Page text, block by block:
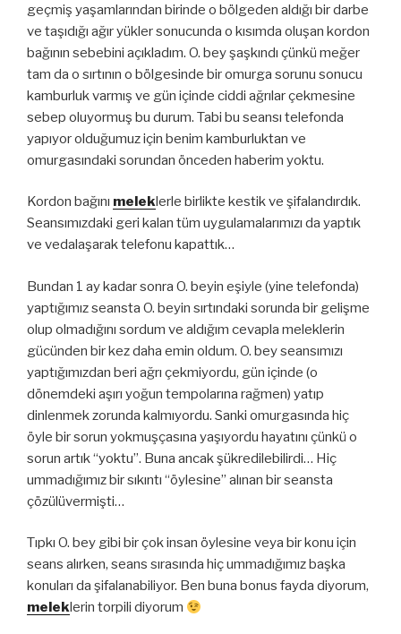
geçmiş yaşamlarından birinde o bölgeden aldığı bir darbe
ve taşıdığı ağır yükler sonucunda o kısımda oluşan kordon
bağının sebebini açıkladım. O. bey şaşkındı çünkü meğer
tam da o sırtının o bölgesinde bir omurga sorunu sonucu
kamburluk varmış ve gün içinde ciddi ağrılar çekmesine
sebep oluyormuş bu durum. Tabi bu seansı telefonda
yapıyor olduğumuz için benim kamburluktan ve
omurgasındaki sorundan önceden haberim yoktu.
Kordon bağını meleklerle birlikte kestik ve şifalandırdık.
Seansımızdaki geri kalan tüm uygulamalarımızı da yaptık
ve vedalaşarak telefonu kapattık…
Bundan 1 ay kadar sonra O. beyin eşiyle (yine telefonda)
yaptığımız seansta O. beyin sırtındaki sorunda bir gelişme
olup olmadığını sordum ve aldığım cevapla meleklerin
gücünden bir kez daha emin oldum. O. bey seansımızı
yaptığımızdan beri ağrı çekmiyordu, gün içinde (o
dönemdeki aşırı yoğun tempolarına rağmen) yatıp
dinlenmek zorunda kalmıyordu. Sanki omurgasında hiç
öyle bir sorun yokmuşçasına yaşıyordu hayatını çünkü o
sorun artık “yoktu”. Buna ancak şükredilebilirdi… Hiç
ummadığımız bir sıkıntı “öylesine” alınan bir seansta
çözülüvermişti…
Tıpkı O. bey gibi bir çok insan öylesine veya bir konu için
seans alırken, seans sırasında hiç ummadığımız başka
konuları da şifalanabiliyor. Ben buna bonus fayda diyorum,
meleklerin torpili diyorum